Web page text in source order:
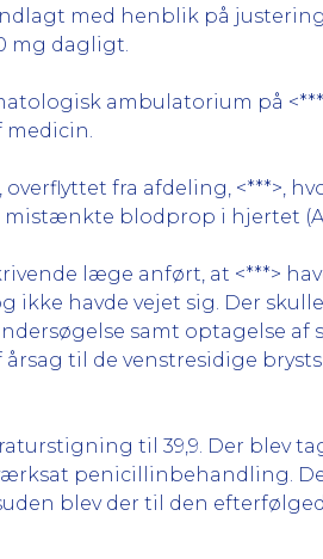
med henblik på
mg dagligt.
ambulatorium på
medicin.
overflyttet fra afdeling, <***>,
mistænkte blodprop i hjertet
læge anført, at <***>
ikke havde vejet sig. Der
samt optagelse af
til de venstresidige
til 39,9. Der blev
penicillinbehandling.
blev der til den